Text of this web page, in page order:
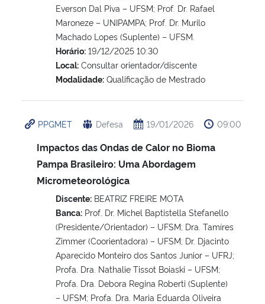
Everson Dal Piva – UFSM; Prof. Dr. Rafael
Maroneze – UNIPAMPA; Prof. Dr. Murilo
Machado Lopes (Suplente) – UFSM.
Horário: 19/12/2025 10:30
Local: Consultar orientador/discente
Modalidade: Qualificação de Mestrado
PPGMET Defesa 19/01/2026 09:00
Impactos das Ondas de Calor no Bioma
Pampa Brasileiro: Uma Abordagem
Micrometeorológica
Discente: BEATRIZ FREIRE MOTA
Banca: Prof. Dr. Michel Baptistella Stefanello
(Presidente/Orientador) – UFSM; Dra. Tamíres
Zimmer (Coorientadora) – UFSM; Dr. Djacinto
Aparecido Monteiro dos Santos Junior – UFRJ;
Profa. Dra. Nathalie Tissot Boiaski – UFSM;
Profa. Dra. Debora Regina Roberti (Suplente)
– UFSM; Profa. Dra. Maria Eduarda Oliveira